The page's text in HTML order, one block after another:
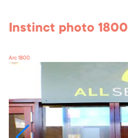
Instinct photo 1800
Arc 1800